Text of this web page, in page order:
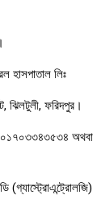
হাসপাতাল লিঃ
ঝিলটুলী, ফরিদপুর।
০১৭০৩৩৪৩৫৩৪
(গ্যাস্ট্রোএন্ট্রোলজি)